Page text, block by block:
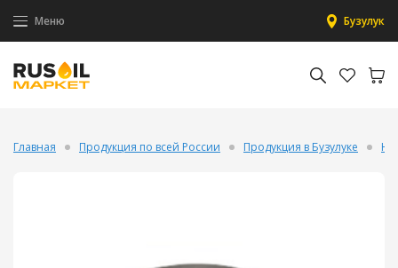
Меню Бузулук
Главная Продукция по всей России Продукция в Бузулуке